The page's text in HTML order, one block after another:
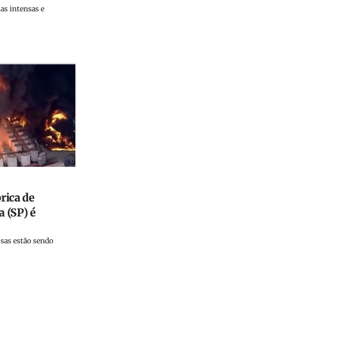
intensas e
de
(SP) é
estão sendo